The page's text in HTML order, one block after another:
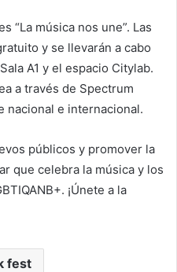
“La música nos une”. Las
y se llevarán a cabo
A1 y el espacio Citylab.
a través de Spectrum
nacional e internacional.
públicos y promover la
que celebra la música y los
¡Únete a la
fest